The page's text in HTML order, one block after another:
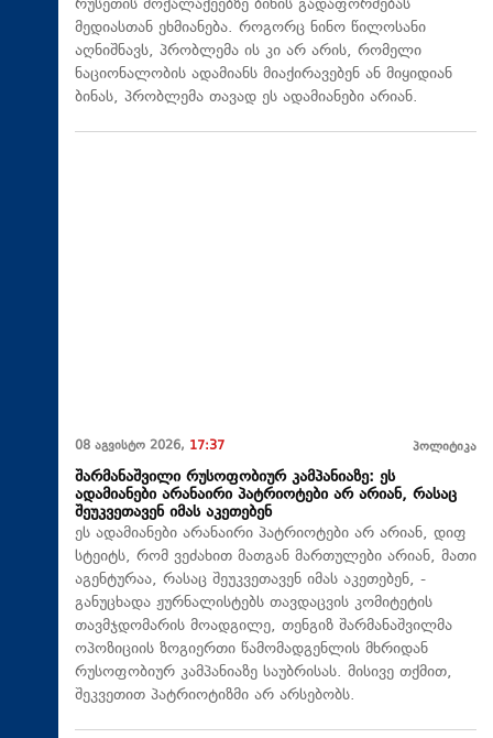
რუსეთის მოქალაქეებზე ბინის გადაფორმებას
მედიასთან ეხმიანება. როგორც ნინო წილოსანი
აღნიშნავს, პრობლემა ის კი არ არის, რომელი
ნაციონალობის ადამიანს მიაქირავებენ ან მიყიდიან
ბინას, პრობლემა თავად ეს ადამიანები არიან.
08 აგვისტო 2026, 17:37 პოლიტიკა
შარმანაშვილი რუსოფობიურ კამპანიაზე: ეს
ადამიანები არანაირი პატრიოტები არ არიან, რასაც
შეუკვეთავენ იმას აკეთებენ
ეს ადამიანები არანაირი პატრიოტები არ არიან, დიფ
სტეიტს, რომ ვეძახით მათგან მართულები არიან, მათი
აგენტურაა, რასაც შეუკვეთავენ იმას აკეთებენ, -
განუცხადა ჟურნალისტებს თავდაცვის კომიტეტის
თავმჯდომარის მოადგილე, თენგიზ შარმანაშვილმა
ოპოზიციის ზოგიერთი წამომადგენლის მხრიდან
რუსოფობიურ კამპანიაზე საუბრისას. მისივე თქმით,
შეკვეთით პატრიოტიზმი არ არსებობს.